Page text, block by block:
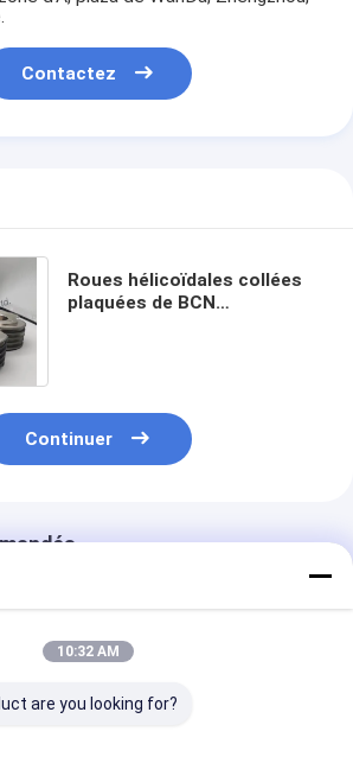
Contactez
Roues hélicoïdales collées
plaquées de BCN
Continuer
10:32 AM
are you looking for?